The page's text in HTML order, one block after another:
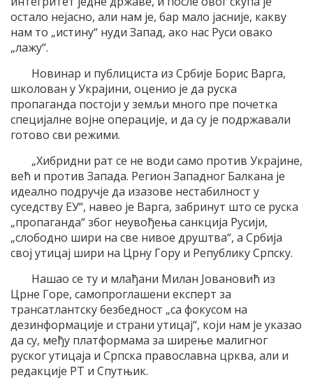
остало нејасно, али нам је, бар мало јасније, какву
нам то „истину“ нуди Запад, ако нас Руси овако
„лажу“.
Новинар и публициста из Србије Борис Варга,
школован у Украјини, оценио је да руска
пропаганда постоји у земљи много пре почетка
специјалне војне операције, и да су је подржавали
готово сви режими.
„Хибридни рат се не води само против Украјине,
већ и против Запада. Регион Западног Балкана је
идеално подручје да изазове нестабилност у
суседству ЕУ“, навео је Варга, забринут што се руска
„пропаганда“ због неувођења санкција Русији,
„слободно шири на све нивое друштва“, а Србија
свој утицај шири на Црну Гору и Републику Српску.
Нашао се ту и млађани Милан Јовановић из
Црне Горе, самопроглашени експерт за
трансатлантску безбедност „са фокусом на
дезинформације и страни утицај“, који нам је указао
да су, међу платформама за ширење малигног
руског утицаја и Српска православна црква, али и
редакције РТ и Спутњик.